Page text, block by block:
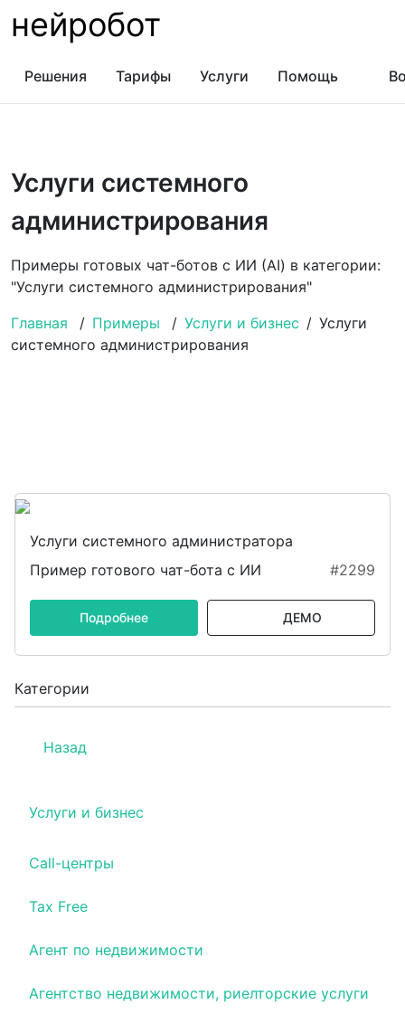
нейробот
Решения Тарифы Услуги Помощь
Услуги системного
администрирования
Примеры готовых чат-ботов с ИИ (AI) в категории:
"Услуги системного администрирования"
Главная
/ Примеры / Услуги и бизнес / Услуги
системного администрирования
Категории
Назад
Услуги и бизнес
Call-центры
Tax Free
Агент по недвижимости
Агентство недвижимости, риелторские услуги
Услуги системного администратора
Пример готового чат-бота с ИИ
#2299
Подробнее ДЕМО